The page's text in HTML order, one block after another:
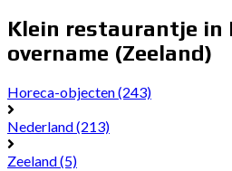
Klein restaurantje in
overname (Zeeland)
Horeca-objecten(243)
Nederland(213)
Zeeland(5)